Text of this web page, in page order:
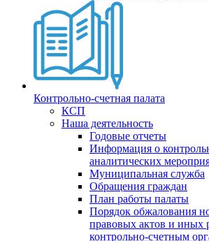
Контрольно-счетная палата
КСП
Наша деятельность
Годовые отчеты
Информация о
аналитических
Муниципальная служба
Обращения граждан
План работы палаты
Порядок обжалования
правовых актов и иных
контрольно-счетным